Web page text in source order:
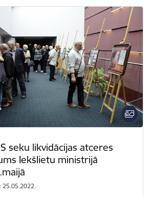
seku likvidācijas atceres
Iekšlietu ministrijā
25.05.2022.